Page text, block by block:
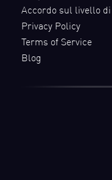
Accordo sul livello
Privacy Policy
Terms of Service
Blog